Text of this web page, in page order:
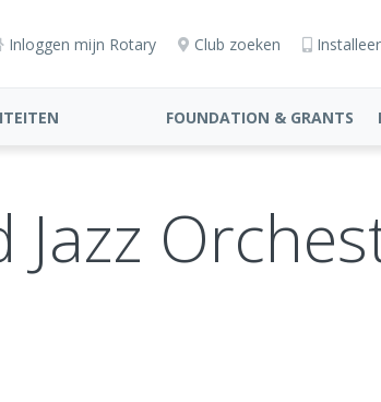
Inloggen mijn Rotary Club zoeken
FOUNDATION & GRANTS
Jazz